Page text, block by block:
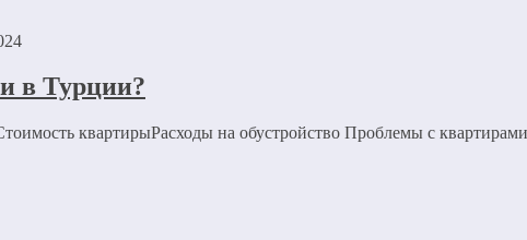
в Турции?
квартирыРасходы на обустройство Проблемы с